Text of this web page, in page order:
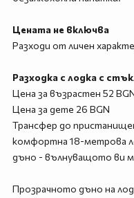
Цената не включва
Разходи от личен
Разходка с лодка с
Цена за възрастен 52
Цена за дете 26 BGN
Трансфер до
комфортна 18-метрова
дъно - вълнуващото ви
Прозрачното дъно на